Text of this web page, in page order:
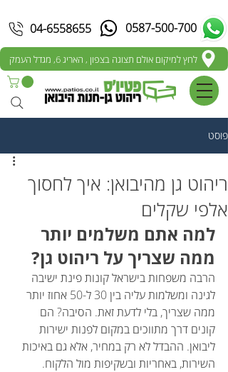
0587-500-700
04-6558655
לחץ למיקום אולם תצוגה בצפון , האריג 6, מגדל העמק
פוסט
ריהוט גן מהיבואן: איך לחסוך
אלפי שקלים
למה אתם משלמים יותר
ממה שצריך על ריהוט גן?
הרבה משפחות בישראל קונות פינת ישיבה
לגינה ומשלמות עליה בין 30 ל-50 אחוז יותר
ממה שצריך, בלי לדעת זאת. הסיבה? הם
קונים דרך מתווכים במקום לפנות ישירות
ליבואן. ההבדל לא רק במחיר, אלא גם באיכות
השירות, באחריות ובשקיפות מול הלקוח.